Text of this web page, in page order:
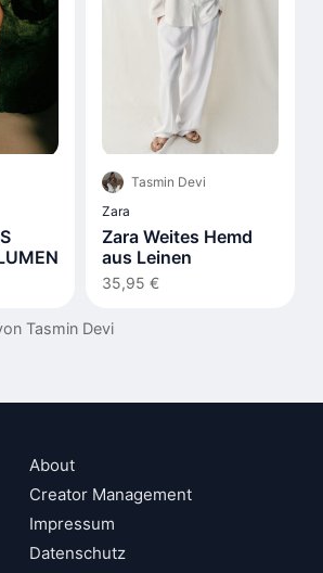
Tasmin Devi
Zara
Zara Weites Hemd
aus Leinen
35,95 €
Tasmin Devi
About
Creator Management
Impressum
Datenschutz